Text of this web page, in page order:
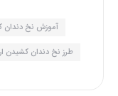
آموزش نخ دندان
طرز نخ دندان کشیدن